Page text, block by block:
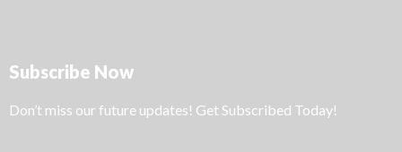
Subscribe Now
Don’t miss our future updates! Get Subscribed Today!